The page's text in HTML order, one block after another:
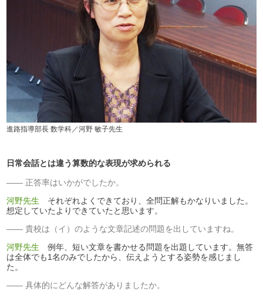
進路指導部長 数学科／河野 敏子先生
日常会話とは違う算数的な表現が求められる
正答率はいかがでしたか。
河野先生 それぞれよくできており、全問正解もかなりいました。
想定していたよりできていたと思います。
貴校は（イ）のような文章記述の問題を出していますね。
河野先生 例年、短い文章を書かせる問題を出題しています。無答
は全体でも1名のみでしたから、伝えようとする姿勢を感じまし
た。
具体的にどんな解答がありましたか。